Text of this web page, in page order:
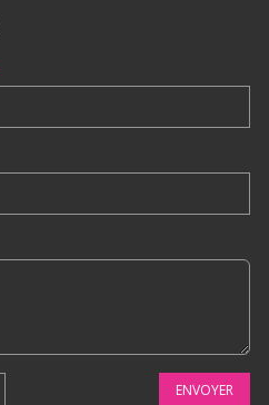
ENVOYER